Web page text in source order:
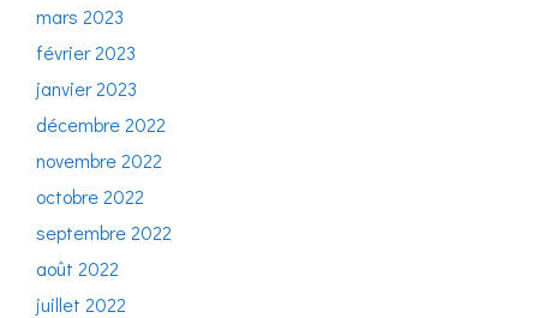
mars 2023
février 2023
janvier 2023
décembre 2022
novembre 2022
octobre 2022
septembre 2022
août 2022
juillet 2022